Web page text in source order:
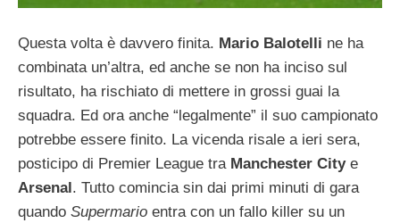
Questa volta è davvero finita. Mario Balotelli ne ha
combinata un’altra, ed anche se non ha inciso sul
risultato, ha rischiato di mettere in grossi guai la
squadra. Ed ora anche “legalmente” il suo campionato
potrebbe essere finito. La vicenda risale a ieri sera,
posticipo di Premier League tra Manchester Citye
Arsenal. Tutto comincia sin dai primi minuti di gara
quando Supermario entra con un fallo killer su un